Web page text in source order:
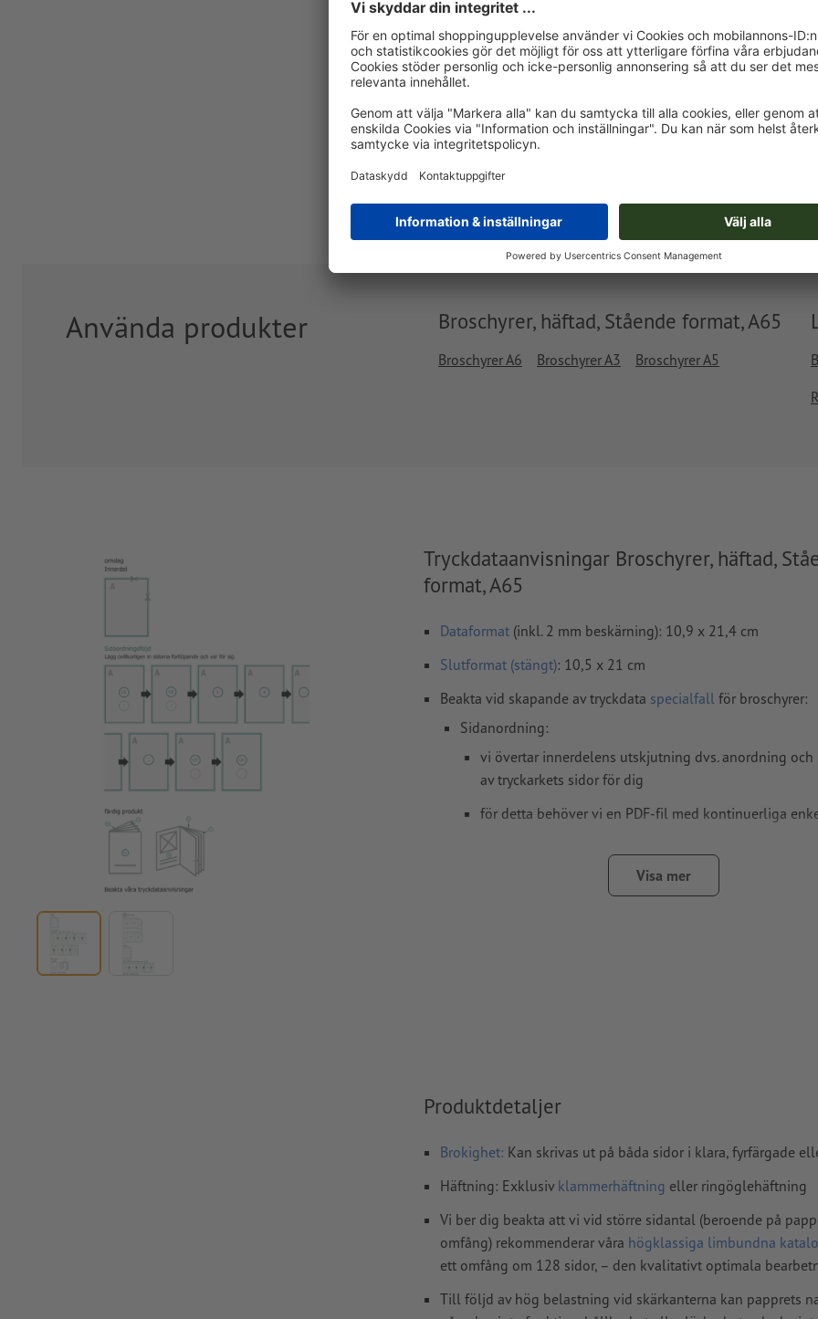
Ladda upp nu
Levereras cirka:
Använda produkter Broschyrer, häftad, Stående format, A65
Broschyrer A6 Broschyrer A3 Broschyrer A5
Tryckdataanvisningar Broschyrer, häftad,
format, A65
Dataformat (inkl. 2 mm beskärning): 10,9 x 21,4 cm
Slutformat (stängt): 10,5 x 21 cm
Beakta vid skapande av tryckdata specialfall för broschyrer:
Sidanordning:
vi övertar innerdelens utskjutning dvs. anordning
av tryckarkets sidor för dig
för detta behöver vi en PDF-fil med kontinuerliga
exportera dem som kontinuerliga enkelsidor
Upplösning:300 dpi
till slutformatet
teckensnittmåste våra fullständigt inbäddade eller
kurvor
färgläge: CMYK, FOGRA51 (PSO Coated v3) för bestruket
(PSO Uncoated v3 FOGRA52) för obestruket papper
stavfel och sättningsfelkontrolleras inte av oss
Visa mer
Produktdetaljer
Brokighet: Kan skrivas ut på båda sidor i klara, fyrfärgade
Häftning: Exklusiv klammerhäftning eller ringöglehäftning
Vi ber dig beakta att vi vid större sidantal (beroende på
omfång) rekommenderar våra högklassiga limbundna
ett omfång om 128 sidor, – den kvalitativt optimala
Till följd av hög belastning vid skärkanterna kan papprets